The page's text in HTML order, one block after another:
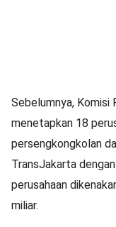
Sebelumnya, Komisi
menetapkan 18
persengkongkolan
TransJakarta
perusahaan
miliar.